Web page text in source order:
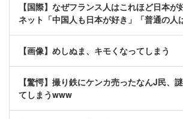
【国際】なぜフランス人はこれほど日本
ネット「中国人も日本が好き」「普通の人
【画像】めしぬま、キモくなってしまう
【驚愕】撮り鉄にケンカ売ったなんJ民、
てしまうwww